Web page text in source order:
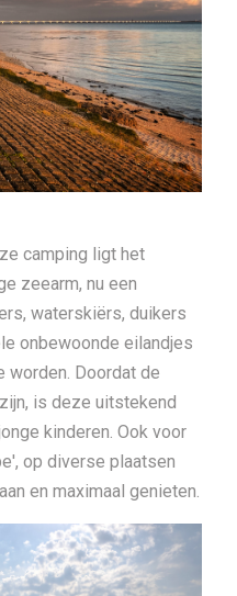
camping ligt het
zeearm, nu een
waterskiërs, duikers
onbewoonde eilandjes
worden. Doordat de
is deze uitstekend
kinderen. Ook voor
op diverse plaatsen
en maximaal genieten.